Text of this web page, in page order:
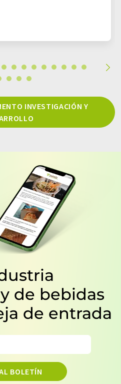
INVESTIGACIÓN Y
de bebidas
de entrada
BOLETÍN